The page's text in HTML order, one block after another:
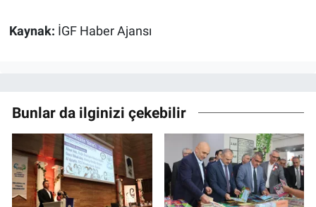
Kaynak: İGF Haber Ajansı
Bunlar da ilginizi çekebilir